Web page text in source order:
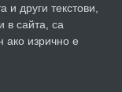
преди 2 години
други текстови,
в сайта, са
ако изрично е